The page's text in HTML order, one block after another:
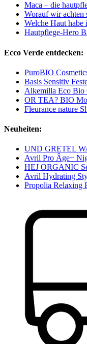
Maca – die
Worauf wir achten
Welche Haut habe
Hautpflege-Hero
Ecco Verde entdecken:
PuroBIO
Basis Sensitiv
Alkemilla Eco Bio
OR TEA? BIO
Fleurance nature
Neuheiten:
UND GRETEL
Avril Pro Âge+
HEJ ORGANIC
Avril Hydrating
Propolia Relaxing